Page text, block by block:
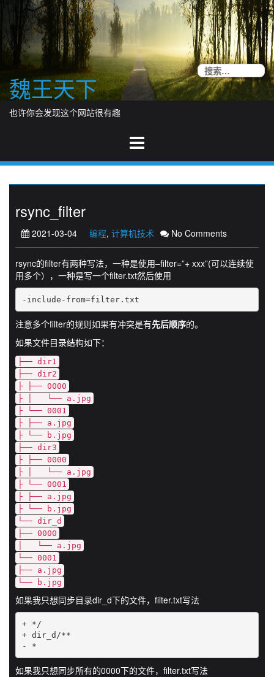
content
魏王天下
也许你会发现这个网站很有趣
搜
rsync_filter
2021-03-04 编程, 计算机技术 No Comments
rsync的filter有两种写法，一种是使用–filter=”+ xxx”(可以连续使
用多个），一种是写一个filter.txt然后使用
-include-from=filter.txt
注意多个filter的规则如果有冲突是有先后顺序的。
如果文件目录结构如下：
├── dir1
├── dir2
├ ├── 0000
├ │ └── a.jpg
├ └── 0001
├ ├── a.jpg
├ └── b.jpg
├── dir3
├ ├── 0000
├ │ └── a.jpg
├ └── 0001
├ ├── a.jpg
├ └── b.jpg
└── dir_d
├── 0000
│ └── a.jpg
└── 0001
├── a.jpg
└── b.jpg
如果我只想同步目录dir_d下的文件，filter.txt写法
+ */
+ dir_d/**
- *
如果我只想同步所有的0000下的文件，filter.txt写法